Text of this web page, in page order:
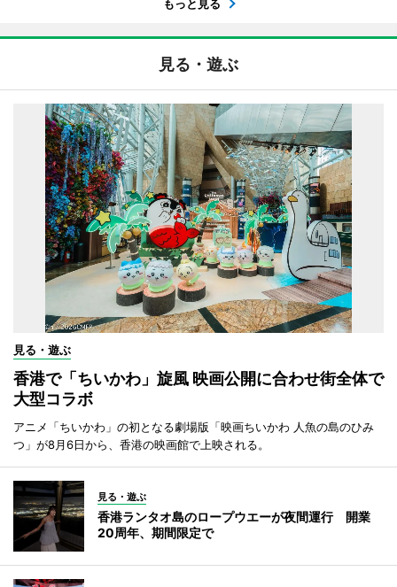
もっと見る
見る・遊ぶ
見る・遊ぶ
香港で「ちいかわ」旋風 映画公開に合わせ街全体で
大型コラボ
アニメ「ちいかわ」の初となる劇場版「映画ちいかわ 人魚の島のひみ
つ」が8月6日から、香港の映画館で上映される。
見る・遊ぶ
香港ランタオ島のロープウエーが夜間運行 開業
20周年、期間限定で